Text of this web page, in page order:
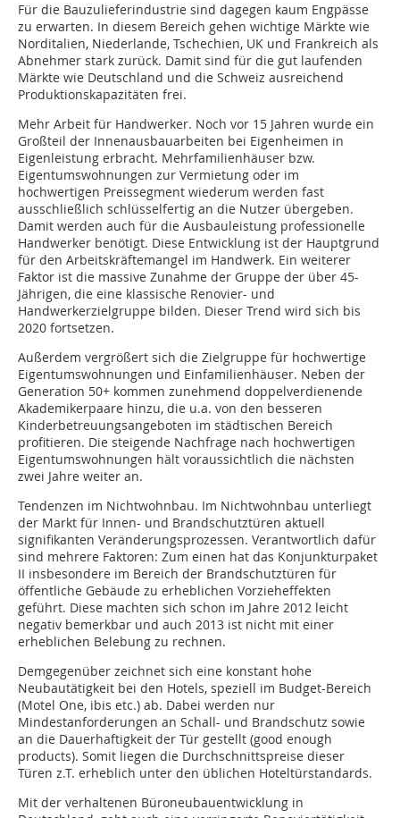
Für die Bauzulieferindustrie sind dagegen kaum Engpässe
zu erwarten. In diesem Bereich gehen wichtige Märkte wie
Norditalien, Niederlande, Tschechien, UK und Frankreich als
Abnehmer stark zurück. Damit sind für die gut laufenden
Märkte wie Deutschland und die Schweiz ausreichend
Produktionskapazitäten frei.
Mehr Arbeit für Handwerker. Noch vor 15 Jahren wurde ein
Großteil der Innenausbauarbeiten bei Eigenheimen in
Eigenleistung erbracht. Mehrfamilienhäuser bzw.
Eigentumswohnungen zur Vermietung oder im
hochwertigen Preissegment wiederum werden fast
ausschließlich schlüsselfertig an die Nutzer übergeben.
Damit werden auch für die Ausbauleistung professionelle
Handwerker benötigt. Diese Entwicklung ist der Hauptgrund
für den Arbeitskräftemangel im Handwerk. Ein weiterer
Faktor ist die massive Zunahme der Gruppe der über 45-
Jährigen, die eine klassische Renovier- und
Handwerkerzielgruppe bilden. Dieser Trend wird sich bis
2020 fortsetzen.
Außerdem vergrößert sich die Zielgruppe für hochwertige
Eigentumswohnungen und Einfamilienhäuser. Neben der
Generation 50+ kommen zunehmend doppelverdienende
Akademikerpaare hinzu, die u.a. von den besseren
Kinderbetreuungsangeboten im städtischen Bereich
profitieren. Die steigende Nachfrage nach hochwertigen
Eigentumswohnungen hält voraussichtlich die nächsten
zwei Jahre weiter an.
Tendenzen im Nichtwohnbau. Im Nichtwohnbau unterliegt
der Markt für Innen- und Brandschutztüren aktuell
signifikanten Veränderungsprozessen. Verantwortlich dafür
sind mehrere Faktoren: Zum einen hat das Konjunkturpaket
II insbesondere im Bereich der Brandschutztüren für
öffentliche Gebäude zu erheblichen Vorzieheffekten
geführt. Diese machten sich schon im Jahre 2012 leicht
negativ bemerkbar und auch 2013 ist nicht mit einer
erheblichen Belebung zu rechnen.
Demgegenüber zeichnet sich eine konstant hohe
Neubautätigkeit bei den Hotels, speziell im Budget-Bereich
(Motel One, ibis etc.) ab. Dabei werden nur
Mindestanforderungen an Schall- und Brandschutz sowie
an die Dauerhaftigkeit der Tür gestellt (good enough
products). Somit liegen die Durchschnittspreise dieser
Türen z.T. erheblich unter den üblichen Hoteltürstandards.
Mit der verhaltenen Büroneubauentwicklung in